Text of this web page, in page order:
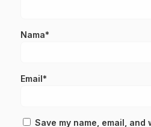
Nama*
Email*
Save my name, email,